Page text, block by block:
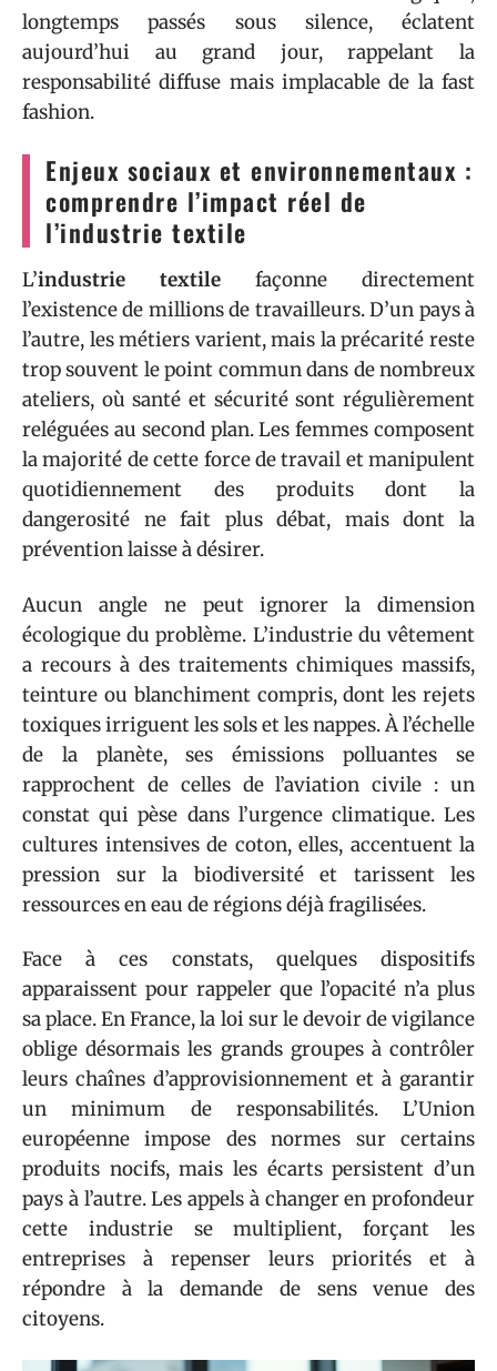
longtemps passés sous silence, éclatent
aujourd’hui au grand jour, rappelant la
responsabilité diffuse mais implacable de la fast
fashion.
Enjeux sociaux et environnementaux :
comprendre l’impact réel de
l’industrie textile
L’industrie textile façonne directement
l’existence de millions de travailleurs. D’un pays à
l’autre, les métiers varient, mais la précarité reste
trop souvent le point commun dans de nombreux
ateliers, où santé et sécurité sont régulièrement
reléguées au second plan. Les femmes composent
la majorité de cette force de travail et manipulent
quotidiennement des produits dont la
dangerosité ne fait plus débat, mais dont la
prévention laisse à désirer.
Aucun angle ne peut ignorer la dimension
écologique du problème. L’industrie du vêtement
a recours à des traitements chimiques massifs,
teinture ou blanchiment compris, dont les rejets
toxiques irriguent les sols et les nappes. À l’échelle
de la planète, ses émissions polluantes se
rapprochent de celles de l’aviation civile : un
constat qui pèse dans l’urgence climatique. Les
cultures intensives de coton, elles, accentuent la
pression sur la biodiversité et tarissent les
ressources en eau de régions déjà fragilisées.
Face à ces constats, quelques dispositifs
apparaissent pour rappeler que l’opacité n’a plus
sa place. En France, la loi sur le devoir de vigilance
oblige désormais les grands groupes à contrôler
leurs chaînes d’approvisionnement et à garantir
un minimum de responsabilités. L’Union
européenne impose des normes sur certains
produits nocifs, mais les écarts persistent d’un
pays à l’autre. Les appels à changer en profondeur
cette industrie se multiplient, forçant les
entreprises à repenser leurs priorités et à
répondre à la demande de sens venue des
citoyens.